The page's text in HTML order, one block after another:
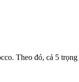
Theo đó, cả 5